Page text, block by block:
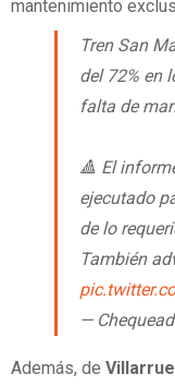
mantenimiento
Tren San
del 72% en
falta de
🔺 El
ejecutado
de lo
También
—
Además, de